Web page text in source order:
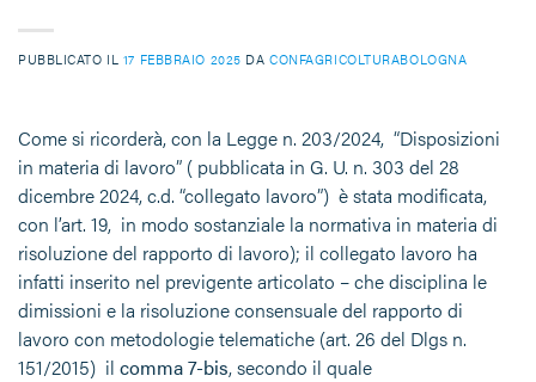
PUBBLICATO IL 17 FEBBRAIO 2025 DACONFAGRICOLTURABOLOGNA
Come si ricorderà, con la Legge n. 203/2024, “Disposizioni
in materia di lavoro” ( pubblicata in G. U. n. 303 del 28
dicembre 2024, c.d. “collegato lavoro”) è stata modificata,
con l’art. 19, in modo sostanziale la normativa in materia di
risoluzione del rapporto di lavoro); il collegato lavoro ha
infatti inserito nel previgente articolato – che disciplina le
dimissioni e la risoluzione consensuale del rapporto di
lavoro con metodologie telematiche (art. 26 del Dlgs n.
151/2015) il comma 7-bis, secondo il quale